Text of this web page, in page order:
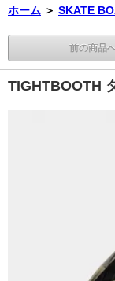
ホーム ＞ SKATE
前の商品
TIGHTBOOTH